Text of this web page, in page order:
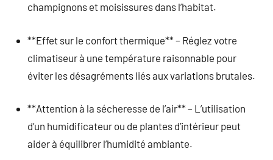
champignons et moisissures dans l’habitat.
**Effet sur le confort thermique** – Réglez votre
climatiseur à une température raisonnable pour
éviter les désagréments liés aux variations brutales.
**Attention à la sécheresse de l’air** – L’utilisation
d’un humidificateur ou de plantes d’intérieur peut
aider à équilibrer l’humidité ambiante.